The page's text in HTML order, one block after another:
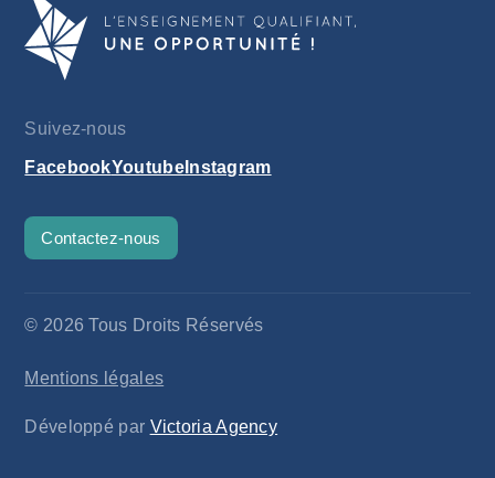
Suivez-nous
FacebookYoutubeInstagram
Contactez-nous
© 2026 Tous Droits Réservés
Mentions légales
Développé par Victoria Agency